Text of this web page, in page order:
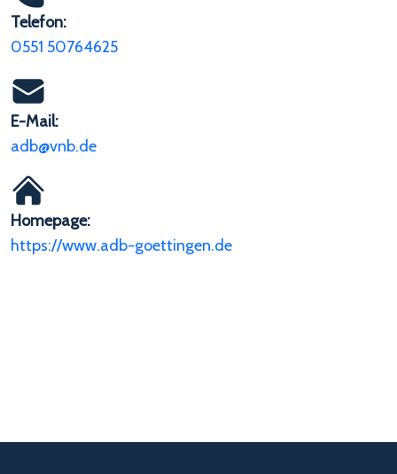
Telefon:
0551 50764625
E-Mail:
adb@vnb.de
Homepage:
https://www.adb-goettingen.de